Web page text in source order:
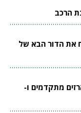
הרכב
את הדור הבא של
מתקדמים ו-